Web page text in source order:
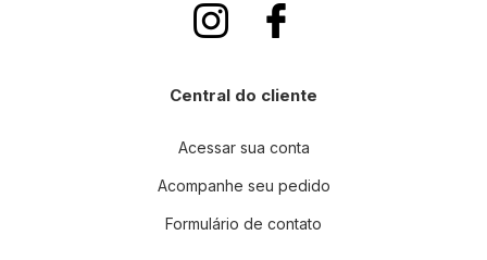
Central do cliente
Acessar sua conta
Acompanhe seu pedido
Formulário de contato